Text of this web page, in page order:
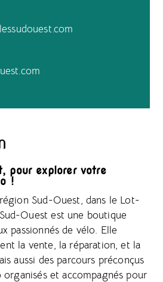
pour explorer votre
!
Sud-Ouest, dans le Lot-
Ouest est une boutique
passionnés de vélo. Elle
la vente, la réparation, et la
aussi des parcours préconçus
et accompagnés pour